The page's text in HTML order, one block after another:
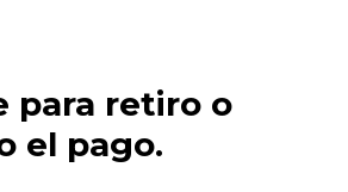
para retiro o
el pago.